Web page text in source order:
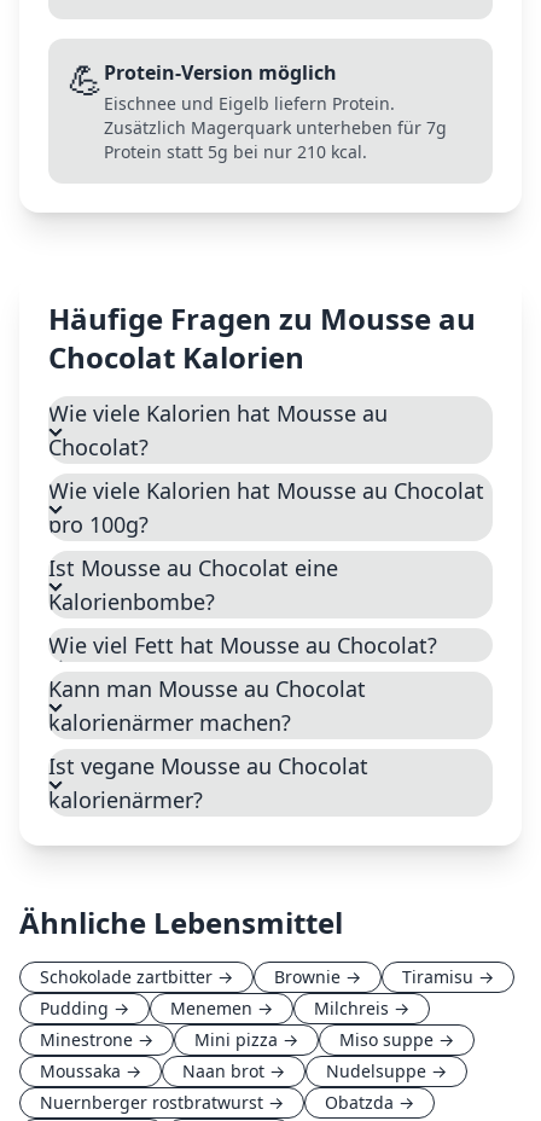
💪Protein-Version möglich
Eischnee und Eigelb liefern Protein.
Zusätzlich Magerquark unterheben für 7g
Protein statt 5g bei nur 210 kcal.
Häufige Fragen zu Mousse au
Chocolat Kalorien
Wie viele Kalorien hat Mousse au
Chocolat?
Wie viele Kalorien hat Mousse au Chocolat
pro 100g?
Ist Mousse au Chocolat eine
Kalorienbombe?
Wie viel Fett hat Mousse au Chocolat?
Kann man Mousse au Chocolat
kalorienärmer machen?
Ist vegane Mousse au Chocolat
kalorienärmer?
Ähnliche Lebensmittel
Schokolade zartbitter → Brownie → Tiramisu →
Pudding → Menemen → Milchreis →
Minestrone → Mini pizza → Miso suppe →
Moussaka → Naan brot → Nudelsuppe →
Nuernberger rostbratwurst → Obatzda →